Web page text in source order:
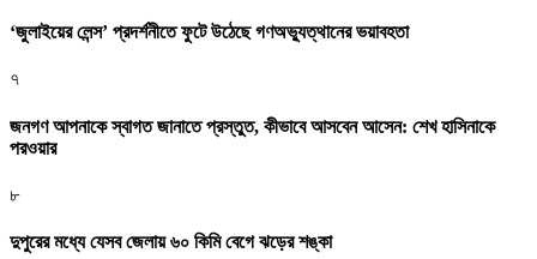
‘জুলাইয়ের লেন্স’ প্রদর্শনীতে ফুটে উঠেছে গণঅভ্যুত্থানের ভয়াবহতা
৭
জনগণ আপনাকে স্বাগত জানাতে প্রস্তুত, কীভাবে আসবেন আসেন: শেখ হাসিনাকে
পরওয়ার
৮
দুপুরের মধ্যে যেসব জেলায় ৬০ কিমি বেগে ঝড়ের শঙ্কা